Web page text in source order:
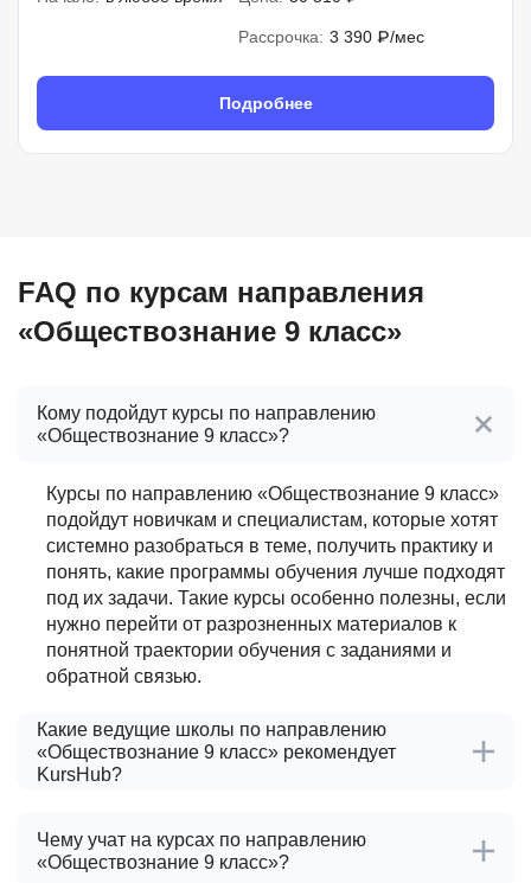
Рассрочка: 3 390 ₽/мес
Подробнее
FAQ по курсам направления
«Обществознание 9 класс»
Кому подойдут курсы по направлению
«Обществознание 9 класс»?
Курсы по направлению «Обществознание 9 класс»
подойдут новичкам и специалистам, которые хотят
системно разобраться в теме, получить практику и
понять, какие программы обучения лучше подходят
под их задачи. Такие курсы особенно полезны, если
нужно перейти от разрозненных материалов к
понятной траектории обучения с заданиями и
обратной связью.
Какие ведущие школы по направлению
«Обществознание 9 класс» рекомендует
KursHub?
Чему учат на курсах по направлению
«Обществознание 9 класс»?